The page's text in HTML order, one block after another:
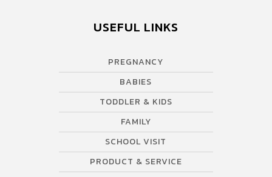
USEFUL LINKS
PREGNANCY
BABIES
TODDLER & KIDS
FAMILY
SCHOOL VISIT
PRODUCT & SERVICE